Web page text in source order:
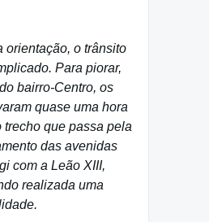
orientação, o trânsito
Para piorar,
bairro-Centro, os
quase uma hora
trecho que passa pela
das avenidas
com a Leão XIII,
realizada uma